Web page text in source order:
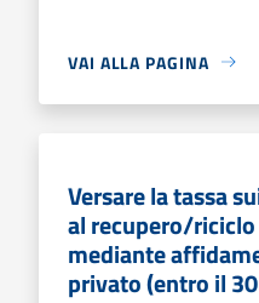
VAI ALLA PAGINA
Versare la tassa
al recupero/
mediante
privato (entro il